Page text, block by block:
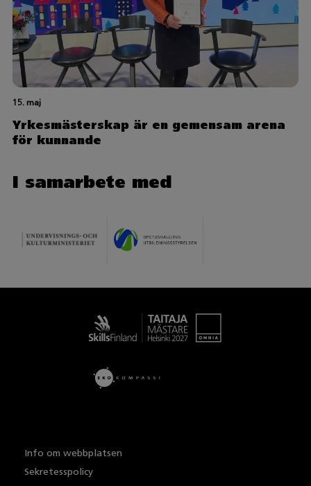
15. maj
Yrkesmästerskap är en gemensam arena
för kunnande
I samarbete med
Info om webbplatsen
Sekretesspolicy